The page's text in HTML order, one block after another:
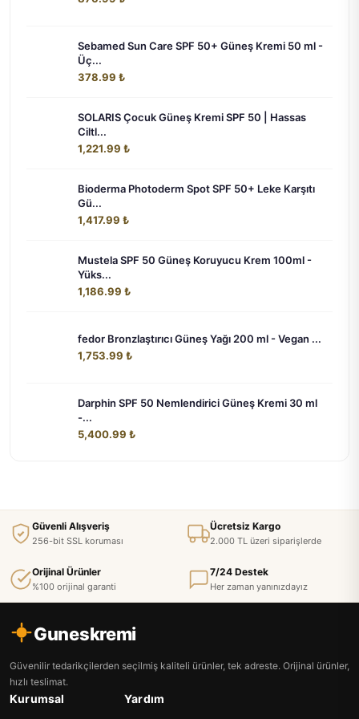
Sebamed Sun Care SPF 50+ Güneş Kremi 50 ml -
Üç...
378.99 ₺
SOLARIS Çocuk Güneş Kremi SPF 50 | Hassas
Ciltl...
1,221.99 ₺
Bioderma Photoderm Spot SPF 50+ Leke Karşıtı
Gü...
1,417.99 ₺
Mustela SPF 50 Güneş Koruyucu Krem 100ml -
Yüks...
1,186.99 ₺
fedor Bronzlaştırıcı Güneş Yağı 200 ml - Vegan ...
1,753.99 ₺
Darphin SPF 50 Nemlendirici Güneş Kremi 30 ml
-...
5,400.99 ₺
Güvenli Alışveriş
256-bit SSL koruması
Ücretsiz Kargo
2.000 TL üzeri siparişlerde
Orijinal Ürünler
%100 orijinal garanti
7/24 Destek
Her zaman yanınızdayız
Guneskremi
Güvenilir tedarikçilerden seçilmiş kaliteli ürünler, tek adreste. Orijinal ürünler,
hızlı teslimat.
Kurumsal Yardım